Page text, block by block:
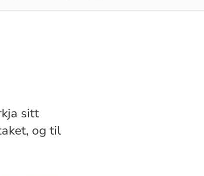
sitt
og til